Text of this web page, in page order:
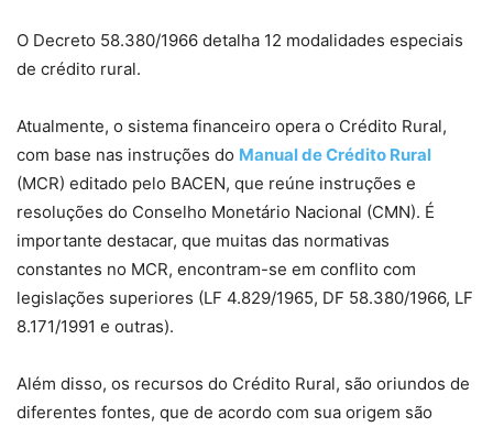
O Decreto 58.380/1966 detalha 12 modalidades especiais
de crédito rural.
Atualmente, o sistema financeiro opera o Crédito Rural,
com base nas instruções do Manual de Crédito Rural
(MCR) editado pelo BACEN, que reúne instruções e
resoluções do Conselho Monetário Nacional (CMN). É
importante destacar, que muitas das normativas
constantes no MCR, encontram-se em conflito com
legislações superiores (LF 4.829/1965, DF 58.380/1966, LF
8.171/1991 e outras).
Além disso, os recursos do Crédito Rural, são oriundos de
diferentes fontes, que de acordo com sua origem são